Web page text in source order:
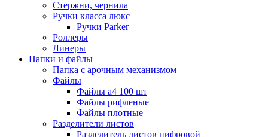
Стержни, чернила
Ручки класса люкс
Ручки Parker
Роллеры
Линеры
Папки и файлы
Папка с арочным механизмом
Файлы
Файлы а4 100 шт
Файлы рифленые
Файлы плотные
Разделители листов
Разделитель листов цифровой